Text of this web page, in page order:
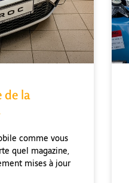
de la
comme vous
quel magazine,
mises à jour